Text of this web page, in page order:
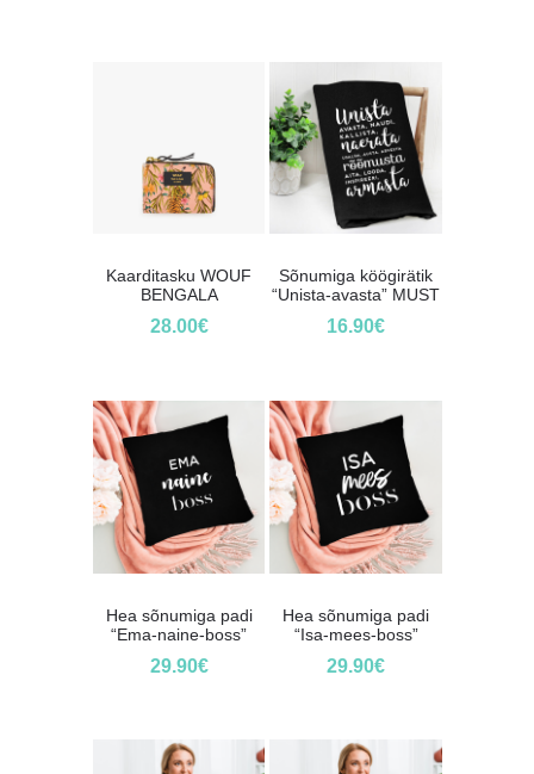
Kaarditasku WOUF
BENGALA
28.00€
Sõnumiga köögirätik
“Unista-avasta” MUST
16.90€
Hea sõnumiga padi
“Ema-naine-boss”
29.90€
Hea sõnumiga padi
“Isa-mees-boss”
29.90€